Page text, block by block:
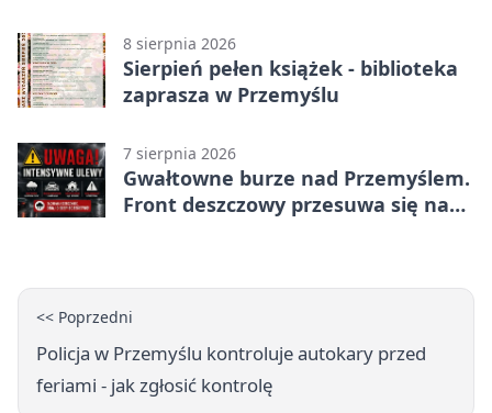
8 sierpnia 2026
Sierpień pełen książek - biblioteka
zaprasza w Przemyślu
7 sierpnia 2026
Gwałtowne burze nad Przemyślem.
Front deszczowy przesuwa się na
<< Poprzedni
Policja w Przemyślu kontroluje autokary przed
feriami - jak zgłosić kontrolę